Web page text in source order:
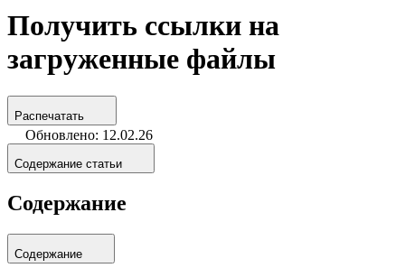
Получить ссылки на
загруженные файлы
Распечатать
Обновлено: 12.02.26
Содержание статьи
Содержание
Содержание